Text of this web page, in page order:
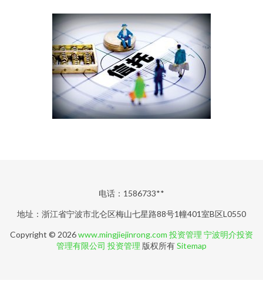
电话：1586733**
地址：浙江省宁波市北仑区梅山七星路88号1幢401室B区L0550
Copyright © 2026www.mingjiejinrong.com 投资管理 宁波明介投资
管理有限公司 投资管理 版权所有Sitemap